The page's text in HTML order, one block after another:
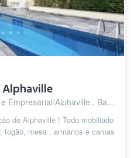
Alphaville., Barueri - SP
de Alphaville ! Todo mobiliado
fogão, mesa , armários e camas